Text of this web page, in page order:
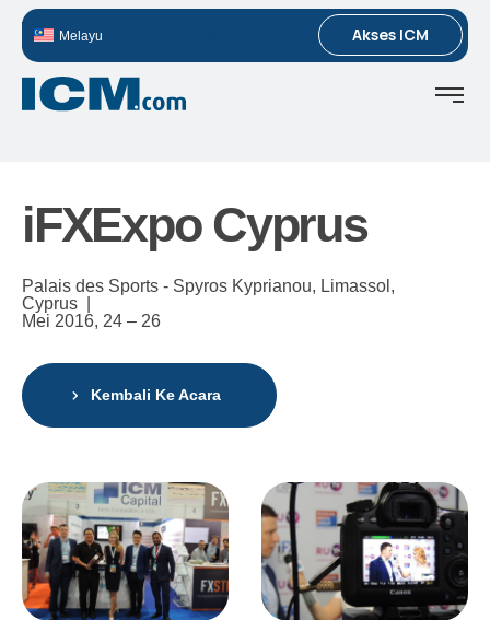
Melayu Akses ICM
iFXExpo Cyprus
Palais des Sports - Spyros Kyprianou, Limassol,
Cyprus |
Mei 2016, 24 – 26
Kembali Ke Acara